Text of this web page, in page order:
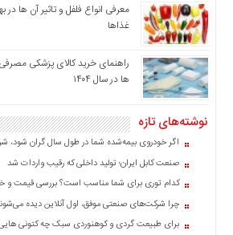
چند
رسانه
برگه
نمونه
معرفی انواع فلفل و تاثیر آن ‌ها
غذاها
راهنمای خرید کالای پزشکی
ها در سال ۱۴۰۴
نوشته‌های تازه
اگر خودروی بیمه‌شده شما در طول سال گران شود،
صنعت کابل ایران؛ تولید داخلی که رقیب واردات شد
کدام توری برای شما مناسب است؟ بررسی قیمت و
چرا شرکت‌های صنعتی موفق، اول آنلاین دیده
برای طبیعت گردی و کوهنوردی سبک چه کتونی